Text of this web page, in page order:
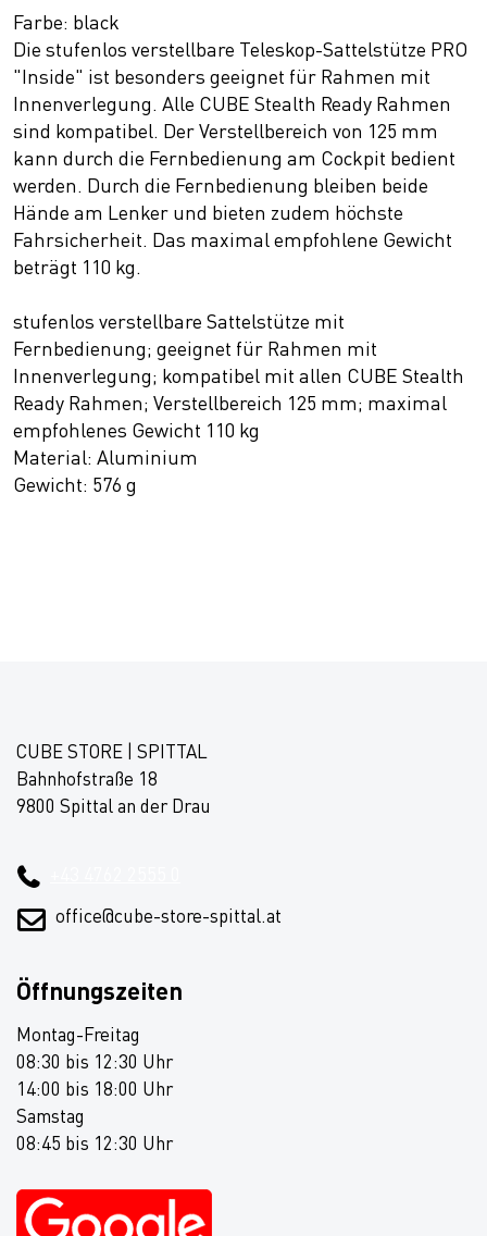
Farbe: black
Die stufenlos verstellbare Teleskop-Sattelstütze PRO
"Inside" ist besonders geeignet für Rahmen mit
Innenverlegung. Alle CUBE Stealth Ready Rahmen
sind kompatibel. Der Verstellbereich von 125 mm
kann durch die Fernbedienung am Cockpit bedient
werden. Durch die Fernbedienung bleiben beide
Hände am Lenker und bieten zudem höchste
Fahrsicherheit. Das maximal empfohlene Gewicht
beträgt 110 kg.
stufenlos verstellbare Sattelstütze mit
Fernbedienung; geeignet für Rahmen mit
Innenverlegung; kompatibel mit allen CUBE Stealth
Ready Rahmen; Verstellbereich 125 mm; maximal
empfohlenes Gewicht 110 kg
Material: Aluminium
Gewicht: 576 g
CUBE STORE | SPITTAL
Bahnhofstraße 18
9800 Spittal an der Drau
office@cube-store-spittal.at
Öffnungszeiten
Montag-Freitag
08:30 bis 12:30 Uhr
14:00 bis 18:00 Uhr
Samstag
08:45 bis 12:30 Uhr